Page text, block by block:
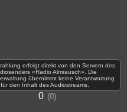
erfolgt direkt von den Servern des
«Radio Almrausch». Die
übernimmt keine Verantwortung
für den Inhalt des Audiostreams.
0 0